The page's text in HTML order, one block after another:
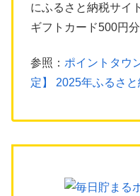
にふるさと納税サイ
ギフトカード500円
参照： ポイントタウ
定】 2025年ふるさ